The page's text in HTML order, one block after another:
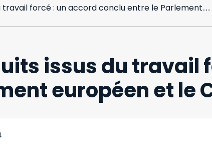
Interdiction des produits issus du travail forcé : un accord conclu entre le Parlement européen et le Conseil
issus du travail
européen et le